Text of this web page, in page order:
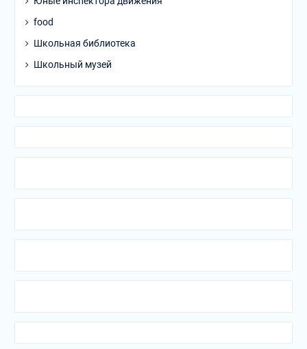
food
Школьная библиотека
Школьный музей